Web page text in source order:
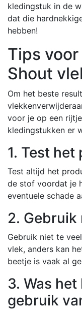
kledingstuk in de
dat die
hebben!
Tips
Shout
Om het beste
voor je op een
kledingstukken er
1. Test
Test altijd het
de stof voordat je
eventuele schade
2.
Gebruik niet te
vlek, anders kan
beetje is vaak al
3. Was
gebruik